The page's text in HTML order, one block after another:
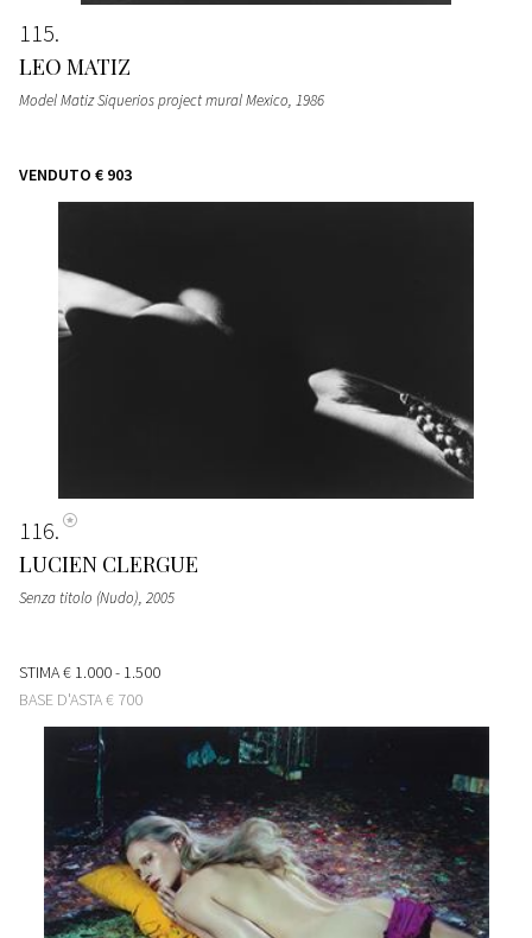
115
LEO MATIZ
Model Matiz Siquerios project mural Mexico, 1986
VENDUTO € 903
116
LUCIEN CLERGUE
Senza titolo (Nudo), 2005
STIMA€ 1.000 - 1.500
BASE D'ASTA€ 700